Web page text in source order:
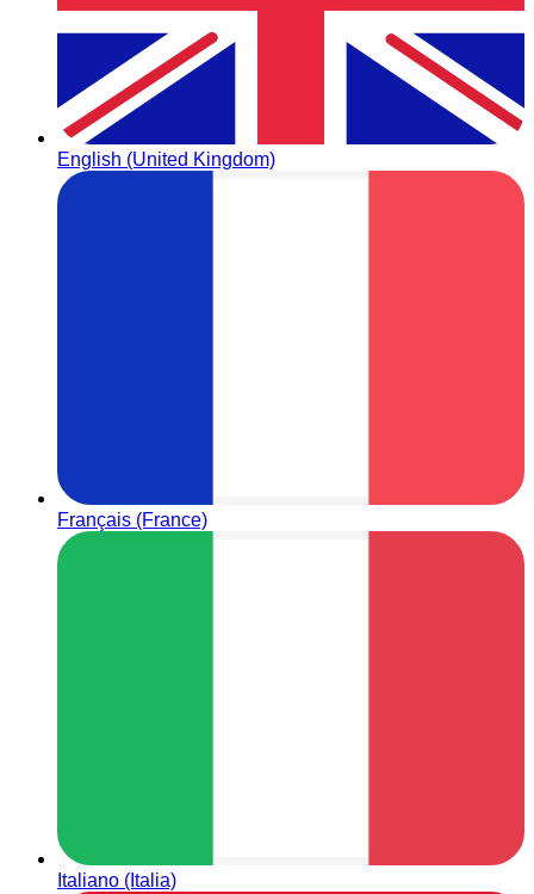
English (United Kingdom)
Français (France)
Italiano (Italia)